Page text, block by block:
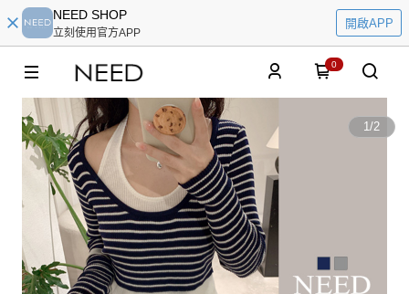
NEED SHOP
立刻使用官方APP
開啟APP
0
1/2